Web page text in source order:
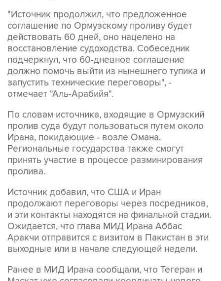
"Источник продолжил, что предложенное
соглашение по Ормузскому проливу будет
действовать 60 дней, оно нацелено на
восстановление судоходства. Собеседник
подчеркнул, что 60-дневное соглашение
должно помочь выйти из нынешнего тупика и
запустить технические переговоры", -
отмечает "Аль-Арабийя".
По словам источника, входящие в Ормузский
пролив суда будут пользоваться путем около
Ирана, покидающие - возле Омана.
Региональные государства также смогут
принять участие в процессе разминирования
пролива.
Источник добавил, что США и Иран
продолжают переговоры через посредников,
и эти контакты находятся на финальной стадии.
Ожидается, что глава МИД Ирана Аббас
Аракчи отправится с визитом в Пакистан в эти
выходные или в начале следующей недели.
Ранее в МИД Ирана сообщали, что Тегеран и